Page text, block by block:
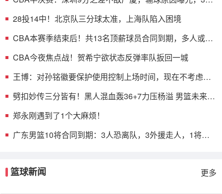
28投14中！北京队三分球太准，上海队陷入困境
CBA本赛季结束后！共13名顶薪球员合同到期，多人或遭
CBA今夜焦点战！贺希宁欲状态反弹率队扳回一城
王博：对孙铭徽要保护使用控制上场时间，现在不考虑总
劈扣妙传三分皆有！黑人混血轰36+7力压杨溢 男篮未来十
郑永刚遇到了1个大麻烦！
广东男篮10将合同到期：3人恐离队，3外援走人，1将或
篮球新闻 更多